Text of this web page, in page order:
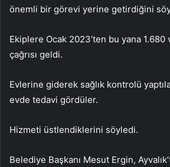
önemli bir görevi yerine getirdiğini
Ekiplere Ocak 2023’ten bu yana 1.680
çağrısı geldi.
Evlerine giderek sağlık kontrolü
evde tedavi gördüler.
Hizmeti üstlendiklerini söyledi.
Belediye Başkanı Mesut Ergin,